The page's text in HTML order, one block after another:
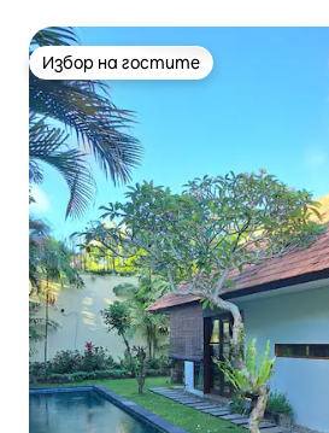
Избор на гостите
Избор на гостите